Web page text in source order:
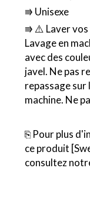
⭆ Unisexe
⭆ ⚠️ Laver vos
Lavage en
avec des
javel. Ne pas
repassage sur
machine. Ne
⎘ Pour plus
ce produit
consultez